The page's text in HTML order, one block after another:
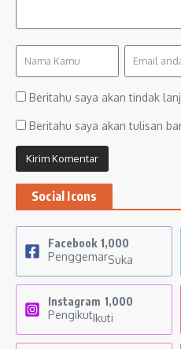
Beritahu saya akan tindak
Beritahu saya akan tulisan
Social Icons
Facebook 1,000
PenggemarSuka
Instagram 1,000
PengikutIkuti